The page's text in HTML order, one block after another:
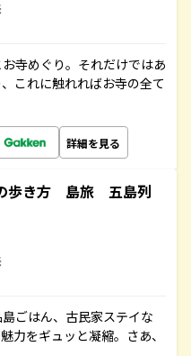
寺めぐり。それだけではあ
これに触れればお寺の全て
詳細を見る
歩き方 島旅 五島列
ごはん、古民家ステイな
力をギュッと凝縮。さあ、